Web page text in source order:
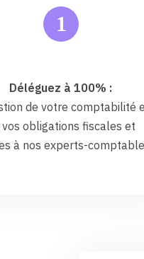
1
Déléguez à 100% :
de votre comptabilité
vos obligations fiscales et
à nos experts-